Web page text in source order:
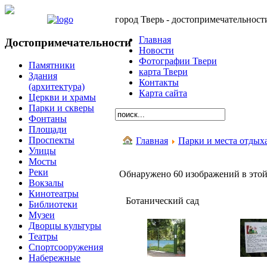
Достопримечательности
Памятники
Здания
(архитектура)
Церкви и храмы
Парки и скверы
Фонтаны
Площади
Проспекты
Улицы
Мосты
Реки
Вокзалы
Кинотеатры
Библиотеки
Музеи
Дворцы культуры
Театры
Спортсооружения
Набережные
город Тверь -
Главная
Новости
Фотографии Твери
карта Твери
Контакты
Карта сайта
Главная Парки и места
Обнаружено 60 изображений в
Ботанический сад